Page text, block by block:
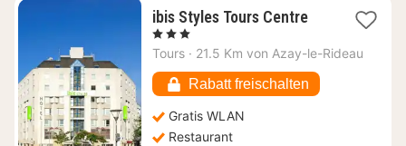
ibis Styles Tours Centre1
ab
€
, 3 Sterne
Tours · 21.5 Km von Azay-le-Rideau
Rabatt freischalten
Gratis WLAN
Restaurant